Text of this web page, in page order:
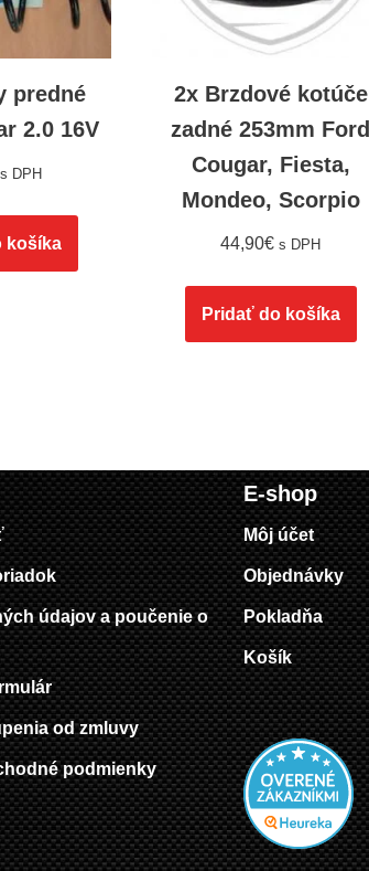
predné
2.0 16V
s DPH
košíka
2x Brzdové kotúče
zadné 253mm Ford
Cougar, Fiesta,
Mondeo, Scorpio
44,90€ s DPH
Pridať do košíka
údajov a poučenie o
od zmluvy
podmienky
E-shop
Môj účet
Objednávky
Pokladňa
Košík